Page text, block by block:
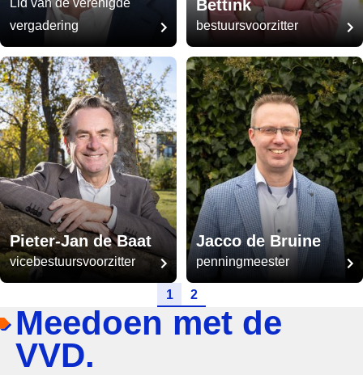
Lid van de verenigde
vergadering
Bettink
bestuursvoorzitter
Pieter-Jan de Baat
vicebestuursvoorzitter
Jacco de Bruine
penningmeester
Ga naar pagina
1 Ga naar pagina
2
Meedoen met de
VVD.